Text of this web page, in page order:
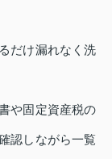
だけ漏れなく洗
や固定資産税の
認しながら一覧